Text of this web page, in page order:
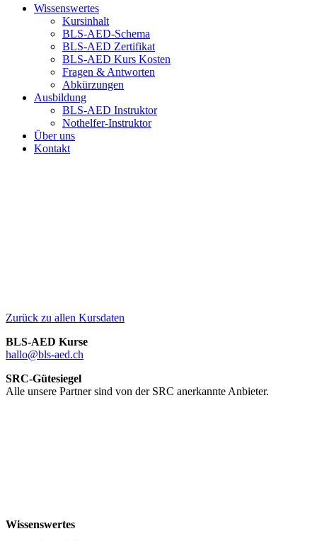
Wissenswertes
Kursinhalt
BLS-AED-Schema
BLS-AED Zertifikat
BLS-AED Kurs Kosten
Fragen & Antworten
Abkürzungen
Ausbildung
BLS-AED Instruktor
Nothelfer-Instruktor
Über uns
Kontakt
Zurück zu allen Kursdaten
BLS-AED Kurse
hallo@bls-aed.ch
SRC-Gütesiegel
Alle unsere Partner sind von der SRC anerkannte Anbieter.
Wissenswertes